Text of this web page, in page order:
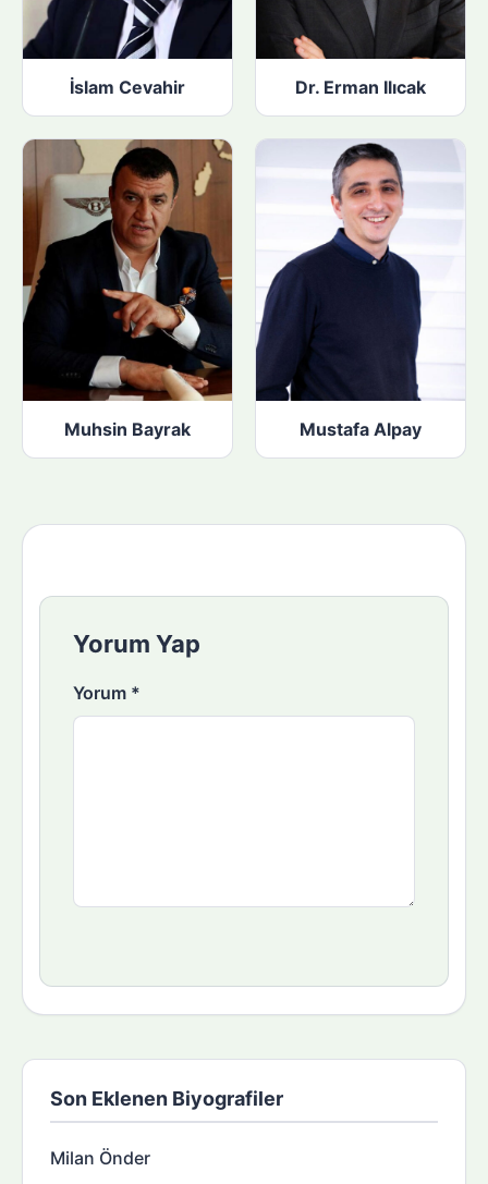
İslam Cevahir Dr. Erman Ilıcak
Muhsin Bayrak Mustafa Alpay
Yorum Yap
Yorum *
Son Eklenen Biyografiler
Milan Önder